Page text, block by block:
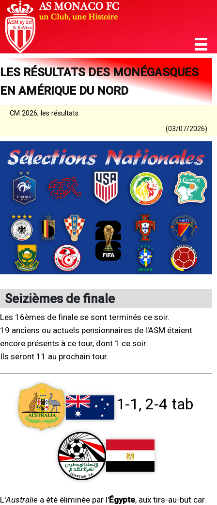
LES RÉSULTATS DES MONÉGASQUES
EN AMÉRIQUE DU NORD
CM 2026, les résultats
(03/07/2026)
Seizièmes de finale
Les 16èmes de finale se sont terminés ce soir.
19 anciens ou actuels pensionnaires de l'ASM étaient
encore présents à ce tour, dont 1 ce soir.
Ils seront 11 au prochain tour.
1-1, 2-4 tab
L'Australie a été éliminée par l'Égypte, aux tirs-au-but car